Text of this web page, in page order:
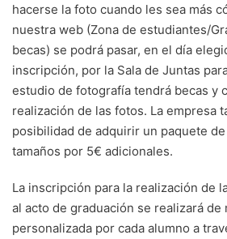
hacerse la foto cuando les sea más
nuestra web (Zona de estudiantes/
becas) se podrá pasar, en el día
inscripción, por la Sala de Juntas
estudio de fotografía tendrá becas y
realización de las fotos. La empresa
posibilidad de adquirir un paquete
tamaños por 5€ adicionales.
La inscripción para la realización de
al acto de graduación se realizará de
personalizada por cada alumno a